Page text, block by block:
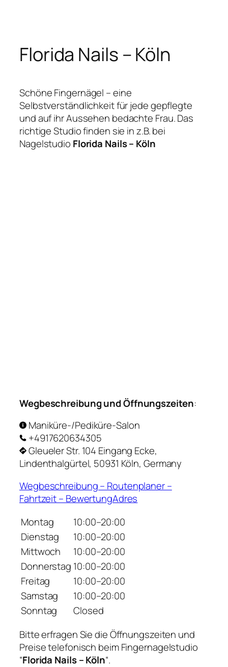
springen
Florida Nails – Köln
Schöne Fingernägel – eine
Selbstverständlichkeit für jede gepflegte
und auf ihr Aussehen bedachte Frau. Das
richtige Studio finden sie in z.B. bei
Nagelstudio Florida Nails – Köln
Wegbeschreibung und Öffnungszeiten:
Maniküre-/Pediküre-Salon
+4917620634305
Gleueler Str. 104 Eingang Ecke,
Lindenthalgürtel, 50931 Köln, Germany
Wegbeschreibung – Routenplaner –
Fahrtzeit – BewertungAdres
Montag
10:00–20:00
Dienstag
10:00–20:00
Mittwoch
10:00–20:00
Donnerstag 10:00–20:00
Freitag
10:00–20:00
Samstag
10:00–20:00
Sonntag
Closed
Bitte erfragen Sie die Öffnungszeiten und
Preise telefonisch beim Fingernagelstudio
“Florida Nails – Köln“.